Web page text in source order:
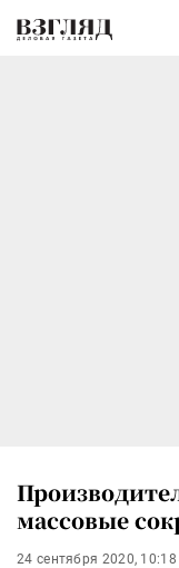
массовые
24 сентября 2020, 10:18